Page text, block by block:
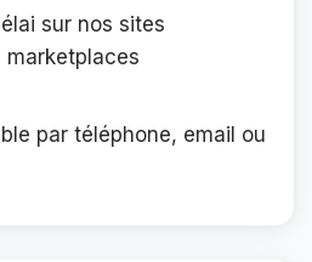
sur nos sites
marketplaces
par téléphone, email ou